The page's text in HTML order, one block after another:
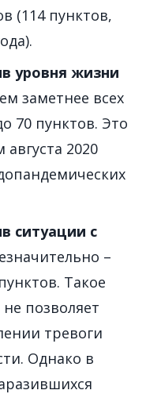
(114 пунктов,
уровня жизни
заметнее всех
70 пунктов. Это
августа 2020
ситуации с
–
Такое
позволяет
тревоги
Однако в